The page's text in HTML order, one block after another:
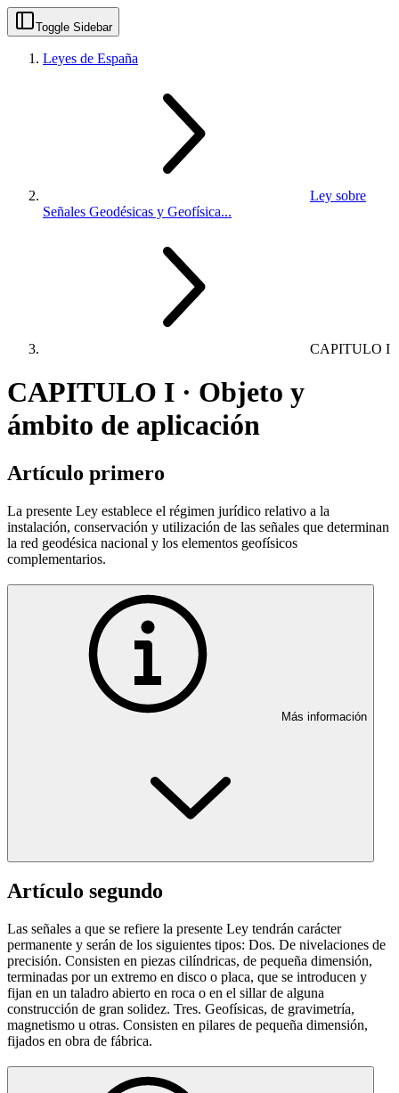
Toggle Sidebar
Leyes de España
Ley sobre
Señales Geodésicas y Geofísica...
CAPITULO I
CAPITULO I · Objeto y
ámbito de aplicación
Artículo primero
La presente Ley establece el régimen jurídico relativo a la
instalación, conservación y utilización de las señales que determinan
la red geodésica nacional y los elementos geofísicos
complementarios.
Más información
Artículo segundo
Las señales a que se refiere la presente Ley tendrán carácter
permanente y serán de los siguientes tipos: Dos. De nivelaciones de
precisión. Consisten en piezas cilíndricas, de pequeña dimensión,
terminadas por un extremo en disco o placa, que se introducen y
fijan en un taladro abierto en roca o en el sillar de alguna
construcción de gran solidez. Tres. Geofísicas, de gravimetría,
magnetismo u otras. Consisten en pilares de pequeña dimensión,
fijados en obra de fábrica.